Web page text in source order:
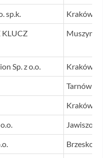
sp.k. Kraków
KLUCZ
Muszyna
Sp. z o.o. Kraków
Tarnów
Kraków
Jawiszowice
Brzesko